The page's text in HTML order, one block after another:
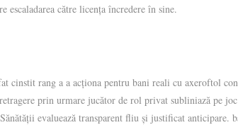
către licența încredere în sine.
cinstit rang a a acționa pentru bani reali cu axeroftol
prin urmare jucător de rol privat subliniază pe
evaluează transparent fliu și justificat anticipare.